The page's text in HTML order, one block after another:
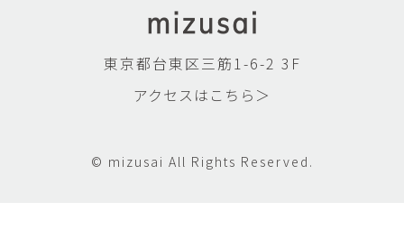
東京都台東区三筋1-6-2 3F
アクセスはこちら＞
© mizusai All Rights Reserved.